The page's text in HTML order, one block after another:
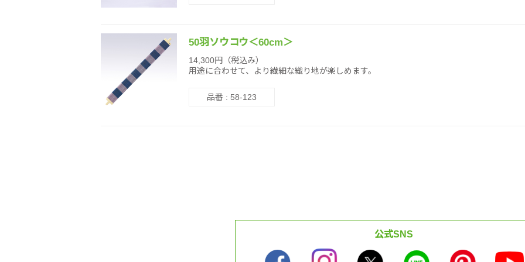
50羽ソウコウ＜60cm＞
14,300円（税込み）
用途に合わせて、より繊細な織り地が楽しめます。
品番 : 58-123
公式SNS